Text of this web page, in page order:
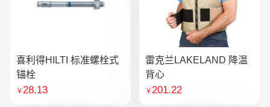
喜利得HILTI 标准螺栓式
锚栓
￥28.13
雷克兰LAKELAND 降温
背心
￥201.22